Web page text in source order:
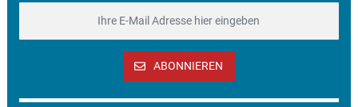
ABONNIEREN